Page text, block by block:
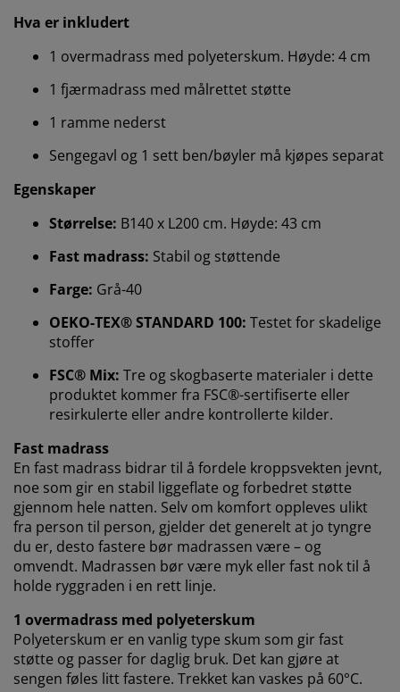
Hva er inkludert
1 overmadrass med polyeterskum. Høyde: 4 cm
1 fjærmadrass med målrettet støtte
1 ramme nederst
Sengegavl og 1 sett ben/bøyler må kjøpes separat
Egenskaper
Størrelse: B140 x L200 cm. Høyde: 43 cm
Fast madrass: Stabil og støttende
Farge: Grå-40
OEKO-TEX® STANDARD 100: Testet for skadelige
stoffer
FSC® Mix: Tre og skogbaserte materialer i dette
produktet kommer fra FSC®-sertifiserte eller
resirkulerte eller andre kontrollerte kilder.
Fast madrass
En fast madrass bidrar til å fordele kroppsvekten jevnt,
noe som gir en stabil liggeflate og forbedret støtte
gjennom hele natten. Selv om komfort oppleves ulikt
fra person til person, gjelder det generelt at jo tyngre
du er, desto fastere bør madrassen være – og
omvendt. Madrassen bør være myk eller fast nok til å
holde ryggraden i en rett linje.
1 overmadrass med polyeterskum
Polyeterskum er en vanlig type skum som gir fast
støtte og passer for daglig bruk. Det kan gjøre at
sengen føles litt fastere. Trekket kan vaskes på 60°C.
Vi tilpasser opplevelsen din
Hos JYSK bruker vi informasjonskapsler (cookies) og
mobile identifikatorer for å sikre en god opplevelse når
du besøker nettsiden vår. Informasjonskapsler samler
statistikk og relevant markedsføring.
Når du godtar markedsførings-informasjonskapslene,
markedsføringspartnere (f.eks. Google, Meta og TikTok)
for skreddersydd og statisk annonsering. Du kan lese
mer om formålene under "Tilpass" og når som helst
trekke tilbake samtykket ditt ved å klikke på cookie-
ikonet. Ved å klikke "Godta alle" samtykker du til alle
tre formålene. Les mer om hvordan visamler inn og
behandler personopplysninger, samt om vår
informasjonskapselpolicy.